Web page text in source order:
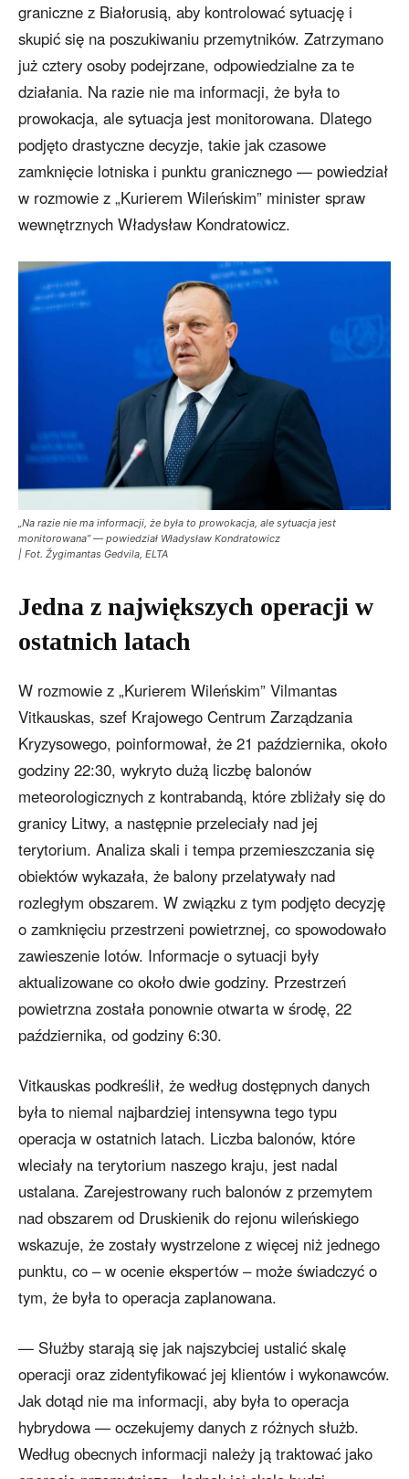
graniczne z Białorusią, aby kontrolować sytuację i
skupić się na poszukiwaniu przemytników. Zatrzymano
już cztery osoby podejrzane, odpowiedzialne za te
działania. Na razie nie ma informacji, że była to
prowokacja, ale sytuacja jest monitorowana. Dlatego
podjęto drastyczne decyzje, takie jak czasowe
zamknięcie lotniska i punktu granicznego — powiedział
w rozmowie z „Kurierem Wileńskim” minister spraw
wewnętrznych Władysław Kondratowicz.
„Na razie nie ma informacji, że była to prowokacja, ale sytuacja jest
monitorowana” — powiedział Władysław Kondratowicz
| Fot. Žygimantas Gedvila, ELTA
Jedna z największych operacji w
ostatnich latach
W rozmowie z „Kurierem Wileńskim” Vilmantas
Vitkauskas, szef Krajowego Centrum Zarządzania
Kryzysowego, poinformował, że 21 października, około
godziny 22:30, wykryto dużą liczbę balonów
meteorologicznych z kontrabandą, które zbliżały się do
granicy Litwy, a następnie przeleciały nad jej
terytorium. Analiza skali i tempa przemieszczania się
obiektów wykazała, że balony przelatywały nad
rozległym obszarem. W związku z tym podjęto decyzję
o zamknięciu przestrzeni powietrznej, co spowodowało
zawieszenie lotów. Informacje o sytuacji były
aktualizowane co około dwie godziny. Przestrzeń
powietrzna została ponownie otwarta w środę, 22
października, od godziny 6:30.
Vitkauskas podkreślił, że według dostępnych danych
była to niemal najbardziej intensywna tego typu
operacja w ostatnich latach. Liczba balonów, które
wleciały na terytorium naszego kraju, jest nadal
ustalana. Zarejestrowany ruch balonów z przemytem
nad obszarem od Druskienik do rejonu wileńskiego
wskazuje, że zostały wystrzelone z więcej niż jednego
punktu, co – w ocenie ekspertów – może świadczyć o
tym, że była to operacja zaplanowana.
— Służby starają się jak najszybciej ustalić skalę
operacji oraz zidentyfikować jej klientów i wykonawców.
Jak dotąd nie ma informacji, aby była to operacja
hybrydowa — oczekujemy danych z różnych służb.
Według obecnych informacji należy ją traktować jako